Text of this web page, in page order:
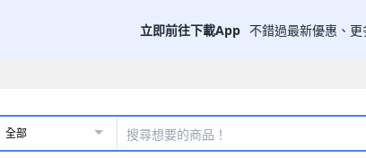
立即前往下載App 不錯過最新優惠、更
全部